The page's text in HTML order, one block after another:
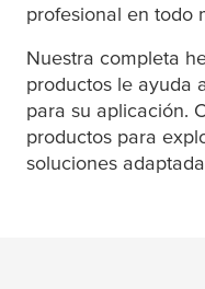
profesional en todo
Nuestra completa
productos le ayuda
para su aplicación.
productos para
soluciones